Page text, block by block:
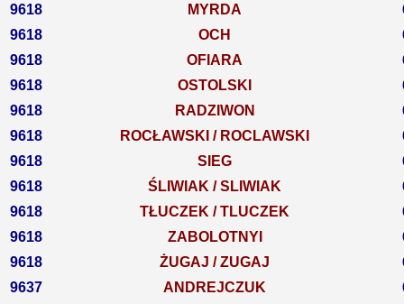
9618
MYRDA
9618
OCH
9618
OFIARA
9618
OSTOLSKI
9618
RADZIWON
9618
ROCŁAWSKI / ROCLAWSKI
9618
SIEG
9618
ŚLIWIAK / SLIWIAK
9618
TŁUCZEK / TLUCZEK
9618
ZABOLOTNYI
9618
ŻUGAJ / ZUGAJ
9637
ANDREJCZUK